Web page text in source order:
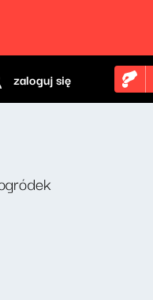
zaloguj się